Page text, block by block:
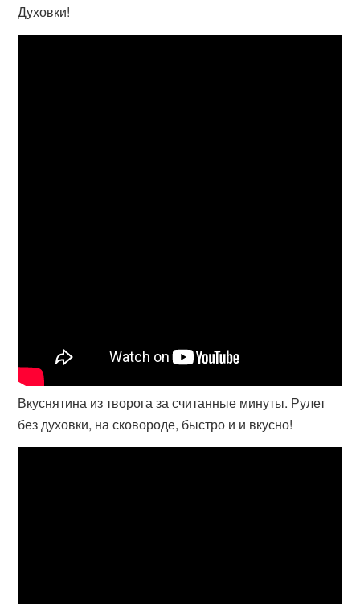
Духовки!
Вкуснятина из творога за считанные минуты. Рулет
без духовки, на сковороде, быстро и и вкусно!